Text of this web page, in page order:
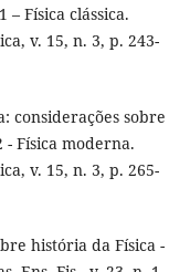
Física clássica.
v. 15, n. 3, p. 243-
considerações sobre
Física moderna.
v. 15, n. 3, p. 265-
história da Física -